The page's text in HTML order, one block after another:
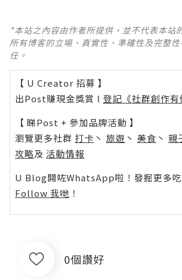
*本站之內容由作者所提供，並不代表本站
所有博客的立場、真實性、準確性及完整
任。
【 U Creator 招募 】
出Post賺現金獎賞 l 登記《社群創作有
【 睇Post + 參加品牌活動 】
瀏覽更多社群 打卡 丶 旅遊 丶 美食 丶 親
攻略及 活動情報
U Blog開咗WhatsApp啦！發掘更多吃
Follow 我哋 ！
0個讚好